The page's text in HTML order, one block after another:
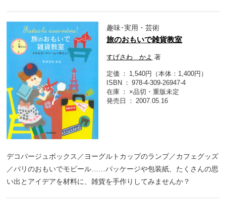
趣味･実用・芸術
旅のおもいで雑貨教室
すげさわ かよ 著
定価
1,540円（本体：1,400円）
ISBN
978-4-309-26947-4
在庫
×品切・重版未定
発売日
2007.05.16
デコパージュボックス／ヨーグルトカップのランプ／カフェグッズ
／パリのおもいでモビール……パッケージや包装紙、たくさんの思
い出とアイデアを材料に、雑貨を手作りしてみませんか？